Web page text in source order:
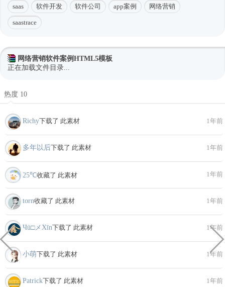
saas 软件开发 软件公司 app案例 网络营销
saastrace
网络营销软件案例HTML5模板
正在加载文件目录...
热度 10
Richy下载了 此素材 1年前
多年以后下载了 此素材 1年前
25℃收藏了 此素材 1年前
torn收藏了 此素材 1年前
Чü□メХīn下载了 此素材 1年前
小萌下载了 此素材 1年前
Patrick下载了 此素材 1年前